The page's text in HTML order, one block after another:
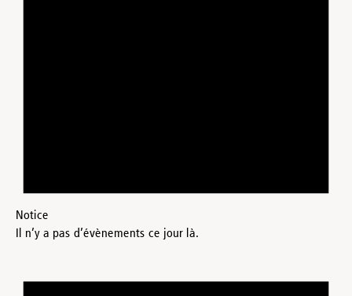
Notice
Il n’y a pas d’évènements ce jour là.